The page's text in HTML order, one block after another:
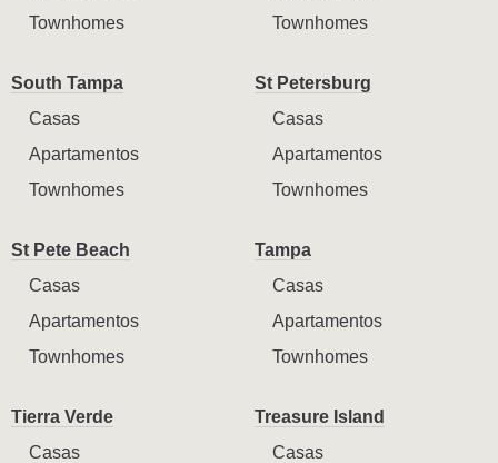
Townhomes
Townhomes
South Tampa
Casas
Apartamentos
Townhomes
St Petersburg
Casas
Apartamentos
Townhomes
St Pete Beach
Casas
Apartamentos
Townhomes
Tampa
Casas
Apartamentos
Townhomes
Tierra Verde
Casas
Treasure Island
Casas